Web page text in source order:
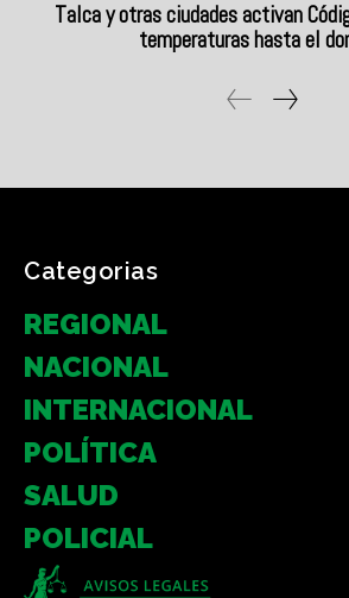
Categorias
REGIONAL
NACIONAL
INTERNACIONAL
POLÍTICA
SALUD
POLICIAL